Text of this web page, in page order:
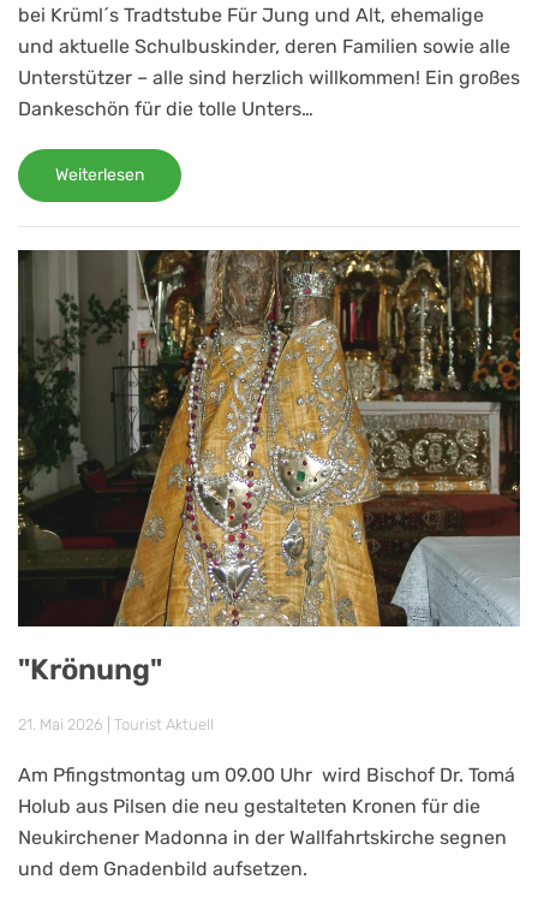
bei Krüml´s Tradtstube Für Jung und Alt, ehemalige
und aktuelle Schulbuskinder, deren Familien sowie alle
Unterstützer – alle sind herzlich willkommen! Ein großes
Dankeschön für die tolle Unters…
Weiterlesen
"Krönung"
21. Mai 2026 Tourist Aktuell
Am Pfingstmontag um 09.00 Uhr wird Bischof Dr. Tomá
Holub aus Pilsen die neu gestalteten Kronen für die
Neukirchener Madonna in der Wallfahrtskirche segnen
und dem Gnadenbild aufsetzen.